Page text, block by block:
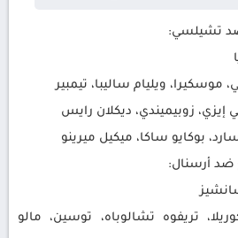
تشيلسي:
ويليام ساليبا، تيمبير
زوبيميندي، ديكلان رايس
بوكايو ساكا، ميكيل ميرينو
أرسنال:
تريفوه تشالوباه، توسين، مالو